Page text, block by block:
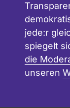
jede:r
spiegelt
die
unseren